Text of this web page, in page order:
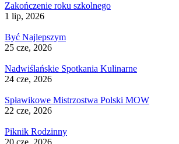
Zakończenie roku szkolnego
1 lip, 2026
Być Najlepszym
25 cze, 2026
Nadwiślańskie Spotkania Kulinarne
24 cze, 2026
Spławikowe Mistrzostwa Polski MOW
22 cze, 2026
Piknik Rodzinny